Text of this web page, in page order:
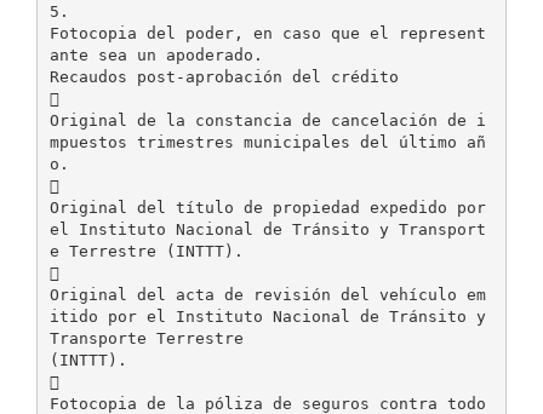
5.
Fotocopia del poder, en caso que el represent
ante sea un apoderado.
Recaudos post-aprobación del crédito

Original de la constancia de cancelación de i
mpuestos trimestres municipales del último añ
o.

Original del título de propiedad expedido por
el Instituto Nacional de Tránsito y Transport
e Terrestre (INTTT).

Original del acta de revisión del vehículo em
itido por el Instituto Nacional de Tránsito y
Transporte Terrestre
(INTTT).

Fotocopia de la póliza de seguros contra todo